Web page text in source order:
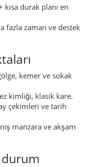
için bilgiler
giriş, asansör, uygun
durak planı en
fazla zaman ve destek
kemer ve sokak
çekimleri ve tarih